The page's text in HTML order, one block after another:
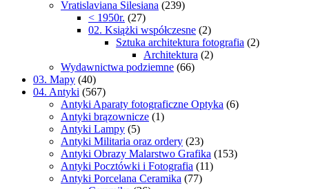
Vratislaviana Silesiana (239)
< 1950r. (27)
02. Książki współczesne (2)
Sztuka architektura fotografia (2)
Architektura (2)
Wydawnictwa podziemne (66)
03. Mapy (40)
04. Antyki (567)
Antyki Aparaty fotograficzne Optyka (6)
Antyki brązownicze (1)
Antyki Lampy (5)
Antyki Militaria oraz ordery (23)
Antyki Obrazy Malarstwo Grafika (153)
Antyki Pocztówki i Fotografia (11)
Antyki Porcelana Ceramika (77)